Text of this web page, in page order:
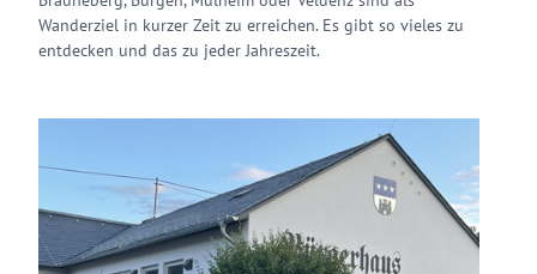
Wanderziel in kurzer Zeit zu erreichen. Es gibt so vieles zu
entdecken und das zu jeder Jahreszeit.